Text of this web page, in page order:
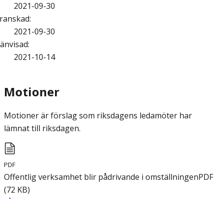
2021-09-30
:
2021-09-30
:
2021-10-14
Motioner
Motioner är förslag som riksdagens ledamöter har
lämnat till riksdagen.
PDF
Offentlig verksamhet blir pådrivande i omställningenPDF
(72 KB)